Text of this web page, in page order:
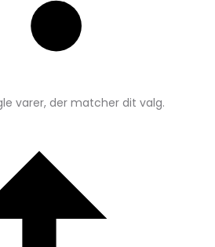
varer, der matcher dit valg.